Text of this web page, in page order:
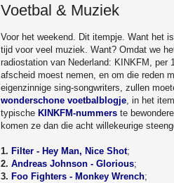
Voetbal & Muziek
Voor het weekend. Dit itempje. Want het
tijd voor veel muziek. Want? Omdat we
radiostation van Nederland: KINKFM, per
afscheid moest nemen, en om die reden
eigenzinnige sing-songwriters, zullen
wonderschone voetbalblogje, in het
typische KINKFM-nummers te
komen ze dan die acht willekeurige
1. Filter - Hey Man, Nice Shot;
2. Andreas Johnson - Glorious;
3. Foo Fighters - Monkey Wrench;